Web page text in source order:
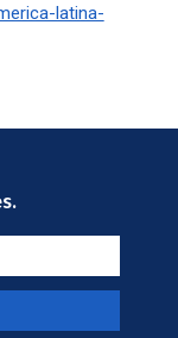
latina-